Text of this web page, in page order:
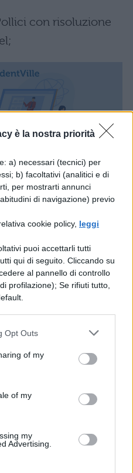
è la nostra priorità
a) necessari (tecnici) per
b) facoltativi (analitici e di
per mostrarti annunci
di navigazione) previo
cookie policy, leggi
puoi accettarli tutti
qui di seguito. Cliccando su
al pannello di controllo
profilazione); Se rifiuti tutto,
Opt Outs
of my
of my
my
Advertising.
con risoluzione
HP-255-G8-
dp/B08T9V1FG9/”
le connessioni a
jack per
USB-A, porta USB-C,
di schede SD, che
è non sarà
Windows,
portare a termine il
Non preoccupatevi
di pagare
volta, grazie al
potete